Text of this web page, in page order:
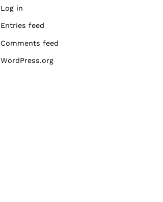
Log in
Entries feed
Comments feed
WordPress.org